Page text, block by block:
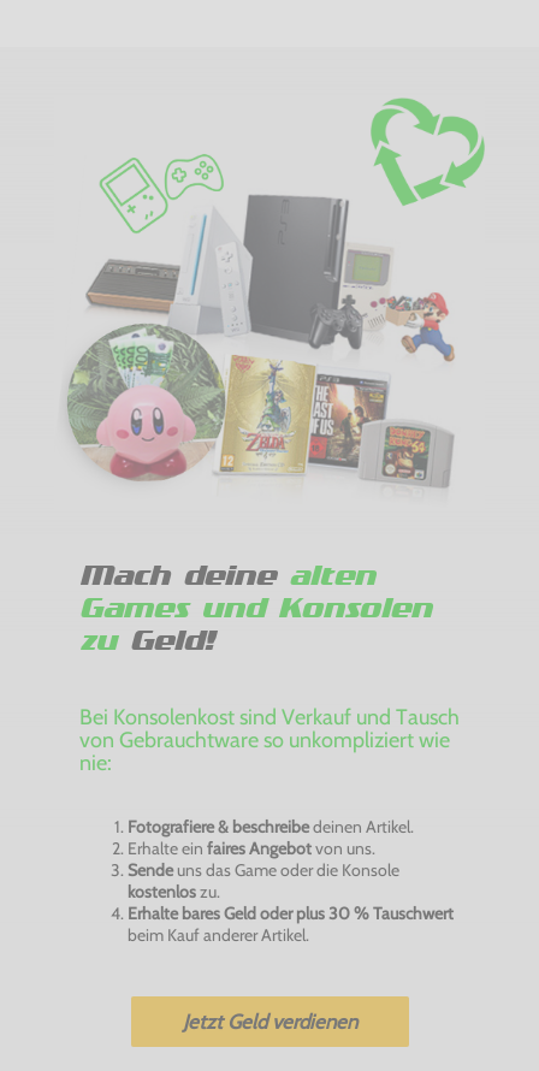
Mach deine alten
Games und Konsolen
zuGeld!
Bei Konsolenkost sind Verkauf und Tausch
von Gebrauchtware so unkompliziert wie
nie:
Fotografiere & beschreibedeinen Artikel.
Erhalte ein faires Angebotvon uns.
Sendeuns das Game oder die Konsole
kostenloszu.
Erhalte bares Geld oder plus 30 % Tauschwert
beim Kauf anderer Artikel.
Jetzt Geld verdienen